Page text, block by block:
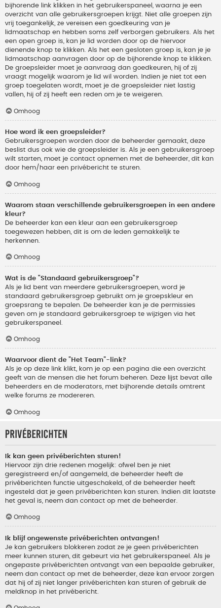
bijhorende link klikken in het gebruikerspaneel, waarna je een
overzicht van alle gebruikersgroepen krijgt. Niet alle groepen zijn
vrij toegankelijk, ze vereisen een goedkeuring van je
lidmaatschap en hebben soms zelf verborgen gebruikers. Als het
een open groep is, kan je lid worden door op de hiervoor
dienende knop te klikken. Als het een gesloten groep is, kan je je
lidmaatschap aanvragen door op de bijhorende knop te klikken.
De groepsleider moet je aanvraag dan goedkeuren, hij of zij
vraagt mogelijk waarom je lid wil worden. Indien je niet tot een
groep toegelaten wordt, moet je de groepsleider niet lastig
vallen, hij of zij heeft een reden om je te weigeren.
Omhoog
Hoe word ik een groepsleider?
Gebruikersgroepen worden door de beheerder gemaakt, deze
beslist dus ook wie de groepsleider is. Als je een gebruikersgroep
wilt starten, moet je contact opnemen met de beheerder, dit kan
door hem/haar een privébericht te sturen.
Omhoog
Waarom staan verschillende gebruikersgroepen in een andere
kleur?
De beheerder kan een kleur aan een gebruikersgroep
toegewezen hebben, dit is om de leden gemakkelijk te
herkennen.
Omhoog
Wat is de "Standaard gebruikersgroep"?
Als je lid bent van meerdere gebruikersgroepen, word je
standaard gebruikersgroep gebruikt om je groepskleur en
groepsrang te bepalen. De beheerder kan je de permissies
geven om je standaard gebruikersgroep te wijzigen via het
gebruikerspaneel.
Omhoog
Waarvoor dient de "Het Team"-link?
Als je op deze link klikt, kom je op een pagina die een overzicht
geeft van de mensen die het forum beheren. Deze lijst bevat alle
beheerders en de moderators, met bijhorende details omtrent
welke forums ze modereren.
Omhoog
Privéberichten
Ik kan geen privéberichten sturen!
Hiervoor zijn drie redenen mogelijk: ofwel ben je niet
geregistreerd en/of aangemeld, de beheerder heeft de
privéberichten functie uitgeschakeld, of de beheerder heeft
ingesteld dat je geen privéberichten kan sturen. Indien dit laatste
het geval is, neem dan contact op met de beheerder.
Omhoog
Ik blijf ongewenste privéberichten ontvangen!
Je kan gebruikers blokkeren zodat ze je geen privéberichten
meer kunnen sturen, dit gebeurt via het gebruikerspaneel. Als je
ongepaste privéberichten ontvangt van een bepaalde gebruiker,
neem dan contact op met de beheerder, deze kan ervoor zorgen
dat hij of zij niet langer privéberichten kan sturen of gebruik de
meldknop in het privébericht.